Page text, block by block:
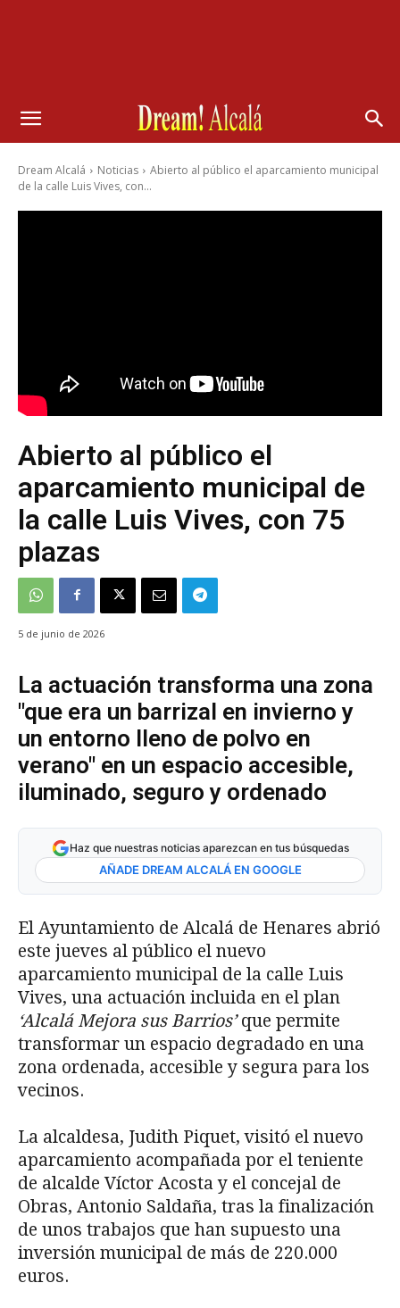
Dream Alcalá Noticias
Abierto al público el aparcamiento municipal
de la calle Luis Vives, con...
Abierto al público el
aparcamiento municipal de
la calle Luis Vives, con 75
plazas
5 de junio de 2026
La actuación transforma una zona
"que era un barrizal en invierno y
un entorno lleno de polvo en
verano" en un espacio accesible,
iluminado, seguro y ordenado
Haz que nuestras noticias aparezcan en tus búsquedas
AÑADE DREAM ALCALÁ EN GOOGLE
El Ayuntamiento de Alcalá de Henares abrió
este jueves al público el nuevo
aparcamiento municipal de la calle Luis
Vives, una actuación incluida en el plan
‘Alcalá Mejora sus Barrios’que permite
transformar un espacio degradado en una
zona ordenada, accesible y segura para los
vecinos.
La alcaldesa, Judith Piquet, visitó el nuevo
aparcamiento acompañada por el teniente
de alcalde Víctor Acosta y el concejal de
Obras, Antonio Saldaña, tras la finalización
de unos trabajos que han supuesto una
inversión municipal de más de 220.000
euros.